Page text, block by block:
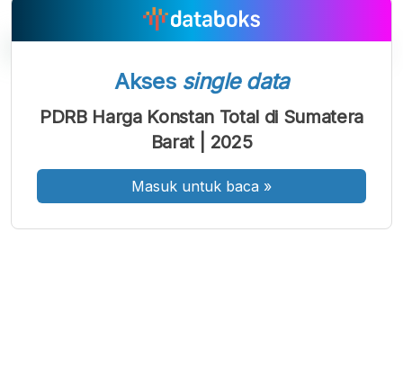
A
Font
Kecil
A
Font
Sedang
A
Font
Besar
Akses single data
PDRB Harga Konstan Total di Sumatera
Barat | 2025
Masuk untuk baca »